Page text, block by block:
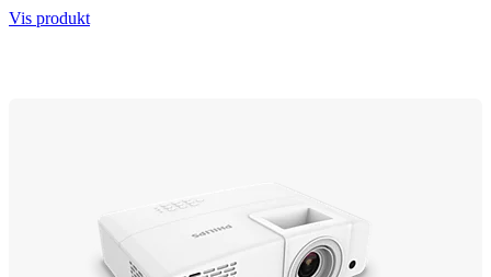
Vis produkt